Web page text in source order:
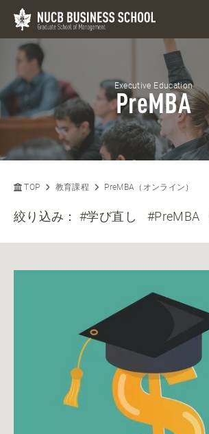
Executive Education
PreMBA
TOP 教育課程 PreMBA（オンライン）
絞り込み：#学び直し #PreMBA